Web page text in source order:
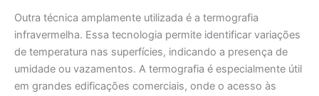
Outra técnica amplamente utilizada é a termografia
infravermelha. Essa tecnologia permite identificar variações
de temperatura nas superfícies, indicando a presença de
umidade ou vazamentos. A termografia é especialmente útil
em grandes edificações comerciais, onde o acesso às